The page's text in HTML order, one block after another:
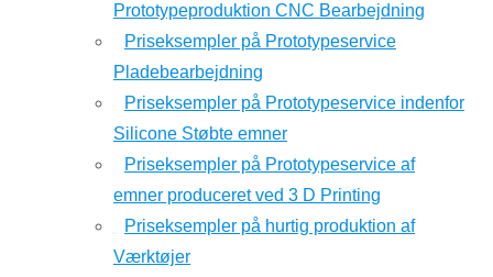
Prototypeproduktion CNC Bearbejdning
Priseksempler på Prototypeservice
Pladebearbejdning
Priseksempler på Prototypeservice indenfor
Silicone Støbte emner
Priseksempler på Prototypeservice af
emner produceret ved 3 D Printing
Priseksempler på hurtig produktion af
Værktøjer